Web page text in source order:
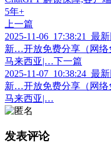
上一篇
2025-11-06_17:38:21_
新…开放免费分享（网络
马来西亚|… 下一篇
2025-11-07_10:38:24_
新…开放免费分享（网络
马来西亚|…
发表评论